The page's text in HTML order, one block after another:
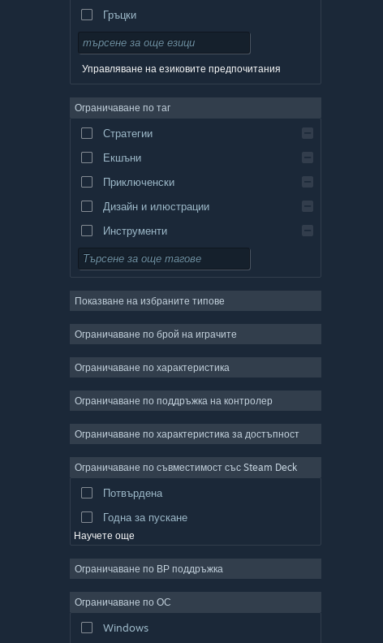
Гръцки
Управляване на езиковите предпочитания
Ограничаване по таг
Стратегии
Екшъни
Приключенски
Дизайн и илюстрации
Инструменти
Безплатни за пускане
Масивни мрежови
Независими
Неангажиращи
Симулации
Видео продукция
Редактор на снимки
Показване на избраните типове
Ограничаване по брой на играчите
Ограничаване по характеристика
Ограничаване по поддръжка на контролер
Ограничаване по характеристика за достъпност
Ограничаване по съвместимост със Steam Deck
Потвърдена
Годна за пускане
Научете още
Ограничаване по ВР поддръжка
Ограничаване по ОС
Windows